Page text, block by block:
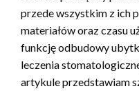
przede wszystkim z ich
materiałów oraz czasu
funkcję odbudowy
leczenia
artykule przedstawiam